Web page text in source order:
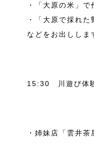
・「大原の米」
・「大原で採れ
などをお出しし
15:30 川遊び体
・姉妹店「雲井